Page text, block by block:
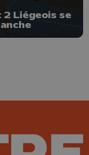
Liégeois se